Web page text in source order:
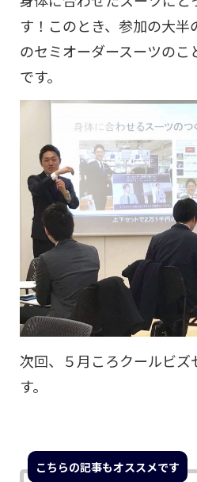
す！このとき、参加の大半
のセミオーダースーツのこ
です。
次回、５月ころクールビ
す。
こちらの記事もオススメです